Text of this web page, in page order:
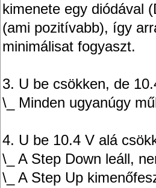
kimenete egy diódával
(ami pozitívabb), így
minimálisat fogyaszt.
3. U be csökken, de
\_ Minden ugyanúgy
4. U be 10.4 V alá
\_ A Step Down leáll,
\_ A Step Up